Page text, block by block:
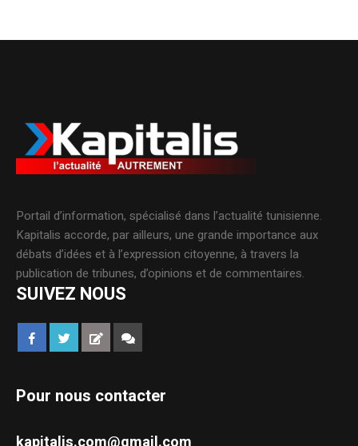
Portail d’information, spécialisé dans l’actualité tunisienne.
Kapitalis accorde, par ailleurs, une grande importance aux
débats d’idées et à l’expression citoyenne, à travers la
publication de tribunes, d’opinions et de commentaires.
SUIVEZ NOUS
Pour nous contacter